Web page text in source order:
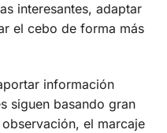
interesantes, adaptar
el cebo de forma más
información
siguen basando gran
el marcaje